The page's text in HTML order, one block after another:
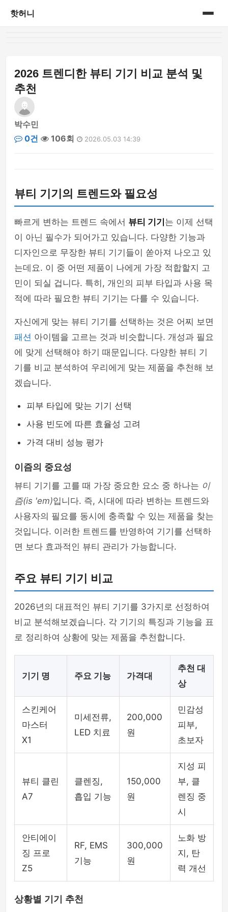
핫허니
2026 트렌디한 뷰티 기기 비교 분석 및
추천
박수민
0건
106회 2026.05.03 14:39
뷰티 기기의 트렌드와 필요성
빠르게 변하는 트렌드 속에서 뷰티 기기 는 이제 선택
이 아닌 필수가 되어가고 있습니다. 다양한 기능과
디자인으로 무장한 뷰티 기기들이 쏟아져 나오고 있
는데요. 이 중 어떤 제품이 나에게 가장 적합할지 고
민이 되실 겁니다. 특히, 개인의 피부 타입과 사용 목
적에 따라 필요한 뷰티 기기는 다를 수 있습니다.
자신에게 맞는 뷰티 기기를 선택하는 것은 어찌 보면
패션 아이템을 고르는 것과 비슷합니다. 개성과 필요
에 맞게 선택해야 하기 때문입니다. 다양한 뷰티 기
기를 비교 분석하여 우리에게 맞는 제품을 추천해 보
겠습니다.
피부 타입에 맞는 기기 선택
사용 빈도에 따른 효율성 고려
가격 대비 성능 평가
이즘의 중요성
뷰티 기기를 고를 때 가장 중요한 요소 중 하나는 이
즘(is 'em)입니다. 즉, 시대에 따라 변하는 트렌드와
사용자의 필요를 동시에 충족할 수 있는 제품을 찾는
것입니다. 이러한 트렌드를 반영하여 기기를 선택하
면 보다 효과적인 뷰티 관리가 가능합니다.
주요 뷰티 기기 비교
2026년의 대표적인 뷰티 기기를 3가지로 선정하여
비교 분석해보겠습니다. 각 기기의 특징과 기능을 표
로 정리하여 상황에 맞는 제품을 추천합니다.
기기 명 주요 기능 가격대
추천 대
상
스킨케어
마스터
X1
미세전류,
LED 치료
200,000
원
민감성
피부,
초보자
뷰티 클린
A7
클렌징,
흡입 기능
150,000
원
지성 피
부, 클
렌징 중
시
안티에이
징 프로
Z5
RF, EMS
기능
300,000
원
노화 방
지, 탄
력 개선
상황별 기기 추천